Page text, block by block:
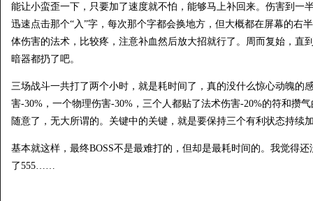
能让小蛮歪一下，只要加了速度就不怕，能够马上补回来。伤害到一
迅速点击那个“入”字，每次那个字都会换地方，但大概都在屏幕的右
体伤害的法术，比较疼，注意补血然后放大招就行了。周而复始，直
暗器都扔了吧。
三场战斗一共打了两个小时，就是耗时间了，真的没什么惊心动魄的
害-30%，一个物理伤害-30%，三个人都贴了法术伤害-20%的符和攒
随意了，无大所谓的。关键中的关键，就是要保持三个有利状态持续
基本就这样，最终BOSS不是最难打的，但却是最耗时间的。我觉得
了555……